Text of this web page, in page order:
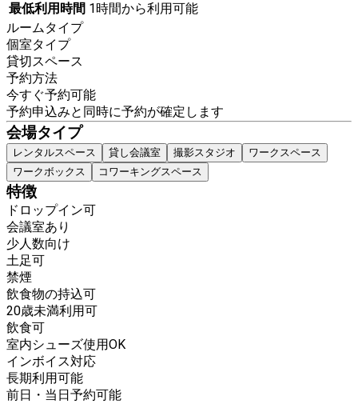
最低利用時間 1時間から利用可能
ルームタイプ
個室タイプ
貸切スペース
予約方法
今すぐ予約可能
予約申込みと同時に予約が確定します
会場タイプ
レンタルスペース 貸し会議室 撮影スタジオ
ワークスペース
ワークボックス
コワーキングスペース
特徴
ドロップイン可
会議室あり
少人数向け
土足可
禁煙
飲食物の持込可
20歳未満利用可
飲食可
室内シューズ使用OK
インボイス対応
長期利用可能
前日・当日予約可能